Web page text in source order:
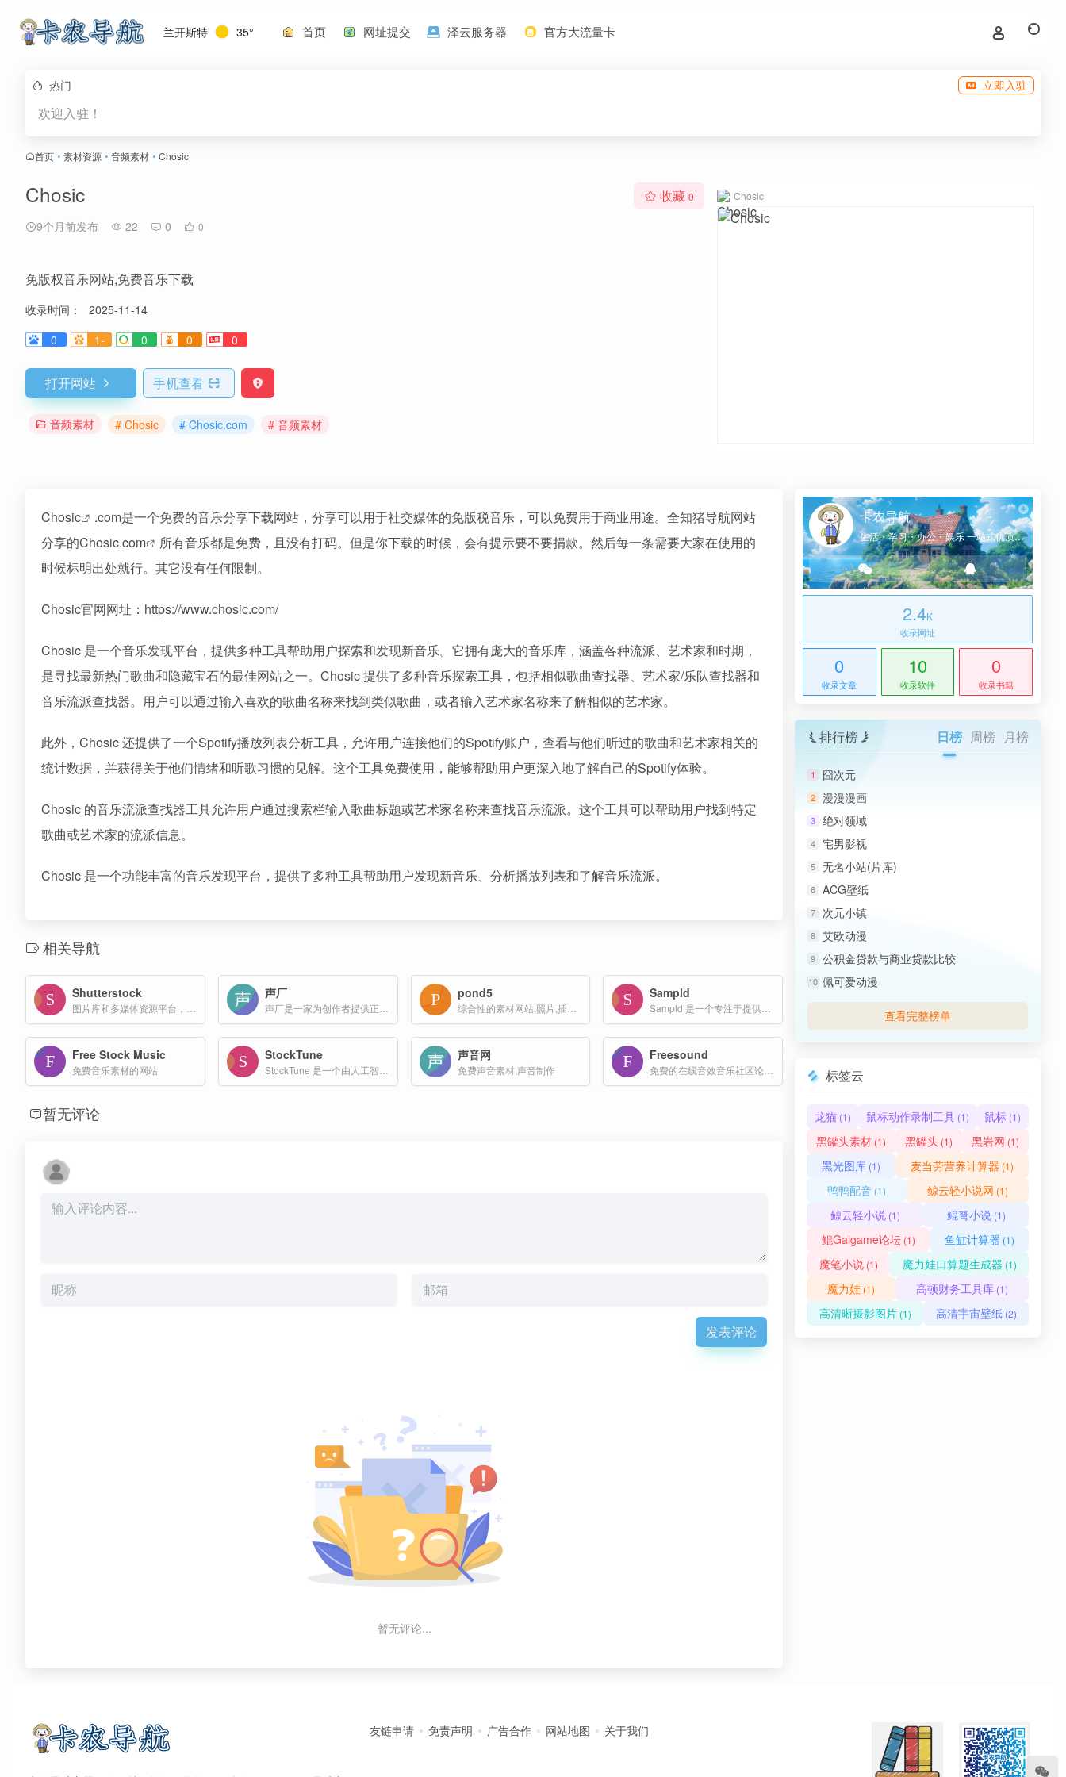
兰开斯特 35° 首页 网址提交 泽云服务器 官方大流量卡
热门 立即入驻
欢迎入驻！
首页 • 素材资源 • 音频素材 • Chosic
Chosic
9个月前发布 22 0 0
收藏 0
免版权音乐网站,免费音乐下载
收录时间：
2025-11-14
0
1- 0 0 0
打开网站 手机查看
音频素材 # Chosic # Chosic.com # 音频素材
Chosic
Chosic
.com是一个免费的音乐分享下载网站，分享可以用于社交媒体的免版税音乐，可以免费用于商业用途。全知猪导航网站
分享的Chosic.com
所有音乐都是免费，且没有打码。但是你下载的时候，会有提示要不要捐款。然后每一条需要大家在使用的
时候标明出处就行。其它没有任何限制。
Chosic官网网址：https://www.chosic.com/
Chosic 是一个音乐发现平台，提供多种工具帮助用户探索和发现新音乐。它拥有庞大的音乐库，涵盖各种流派、艺术家和时期，
是寻找最新热门歌曲和隐藏宝石的最佳网站之一。Chosic 提供了多种音乐探索工具，包括相似歌曲查找器、艺术家/乐队查找器和
音乐流派查找器。用户可以通过输入喜欢的歌曲名称来找到类似歌曲，或者输入艺术家名称来了解相似的艺术家。
此外，Chosic 还提供了一个Spotify播放列表分析工具，允许用户连接他们的Spotify账户，查看与他们听过的歌曲和艺术家相关的
统计数据，并获得关于他们情绪和听歌习惯的见解。这个工具免费使用，能够帮助用户更深入地了解自己的Spotify体验。
Chosic 的音乐流派查找器工具允许用户通过搜索栏输入歌曲标题或艺术家名称来查找音乐流派。这个工具可以帮助用户找到特定
歌曲或艺术家的流派信息。
Chosic 是一个功能丰富的音乐发现平台，提供了多种工具帮助用户发现新音乐、分析播放列表和了解音乐流派。
相关导航
Shutterstock 声厂 pond5
综合性的素材网站,照片,插画,音乐,音效,AE模板,3D模型和视频等
Sampld
Free Stock Music
免费音乐素材的网站
StockTune
StockTune 是一个由人工智能驱动的免费音乐库平台，专为内容创作者、电影制作人、广告商和游戏开发者等提供高质量、免版税的音乐资源。
声音网
免费声音素材,声音制作
Freesound
暂无评论
发表评论
暂无评论...
卡农导航
生活・学习・办公・娱乐 一站式优质网址导航
2.4K
收录网址
0
收录文章
10
收录软件
0
收录书籍
排行榜 日榜 周榜 月榜
1 囧次元
2 漫漫漫画
3 绝对领域
4 宅男影视
5 无名小站(片库)
6 ACG壁纸
7 次元小镇
8 艾欧动漫
9 公积金贷款与商业贷款比较
10 佩可爱动漫
查看完整榜单
标签云
龙猫(1) 鼠标动作录制工具(1) 鼠标 (1)
黑罐头素材 (1) 黑罐头 (1) 黑岩网 (1)
黑光图库 (1) 麦当劳营养计算器 (1)
鸭鸭配音 (1) 鲸云轻小说网 (1)
鲸云轻小说(1) 鲲弩小说(1)
鲲Galgame论坛(1) 鱼缸计算器 (1)
魔笔小说(1) 魔力娃口算题生成器 (1)
魔力娃 (1) 高顿财务工具库 (1)
高清晰摄影图片(1) 高清宇宙壁纸(2)
友链申请 免责声明 广告合作 网站地图 关于我们